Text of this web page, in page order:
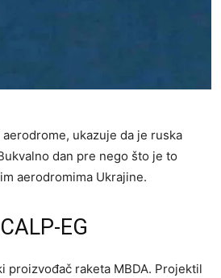
ukazuje da je ruska
dan pre nego što je to
aerodromima Ukrajine.
EG
proizvođač raketa MBDA. Projektil